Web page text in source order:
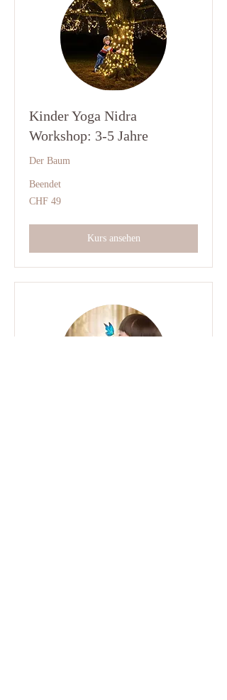
Kinder Yoga Nidra
Workshop: 3-5 Jahre
Der Baum
Beendet
49
Schweizer
CHF 49
Kurs ansehen